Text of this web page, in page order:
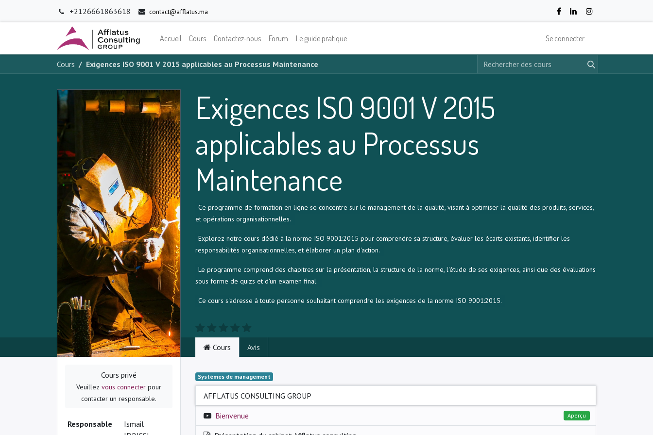
+2126661863618 contact@afflatus.ma
Accueil Cours Contactez-nous Forum Le guide pratique Se connecter
Cours Exigences ISO 9001 V 2015 applicables au Processus Maintenance
Exigences ISO 9001 V 2015
applicables au Processus
Maintenance
Ce programme de formation en ligne se concentre sur le management de la qualité, visant à optimiser la qualité des produits, services,
et opérations organisationnelles.
Explorez notre cours dédié à la norme ISO 9001:2015 pour comprendre sa structure, évaluer les écarts existants, identifier les
responsabilités organisationnelles, et élaborer un plan d'action.
Le programme comprend des chapitres sur la présentation, la structure de la norme, l'étude de ses exigences, ainsi que des évaluations
sous forme de quizs et d'un examen final.
Ce cours s'adresse à toute personne souhaitant comprendre les exigences de la norme ISO 9001:2015.
Cours privé
Veuillez vous connecter pour
contacter un responsable.
Responsable
Ismail
Cours Avis
Systémes de management
AFFLATUS CONSULTING GROUP
Bienvenue Aperçu